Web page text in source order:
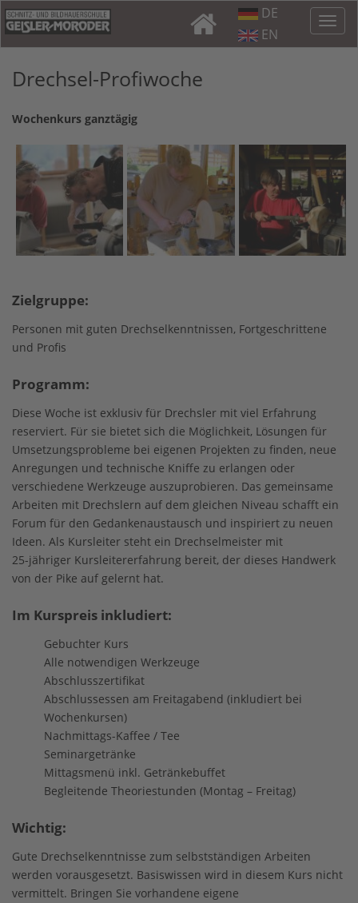
DE
EN
Drechsel-Profiwoche
Wochenkurs ganztägig
Zielgruppe:
Personen mit guten Drechselkenntnissen, Fortgeschrittene
und Profis
Programm:
Diese Woche ist exklusiv für Drechsler mit viel Erfahrung
reserviert. Für sie bietet sich die Möglichkeit, Lösungen für
Umsetzungsprobleme bei eigenen Projekten zu finden, neue
Anregungen und technische Kniffe zu erlangen oder
verschiedene Werkzeuge auszuprobieren. Das gemeinsame
Arbeiten mit Drechslern auf dem gleichen Niveau schafft ein
Forum für den Gedankenaustausch und inspiriert zu neuen
Ideen. Als Kursleiter steht ein Drechselmeister mit
25-jähriger Kursleitererfahrung bereit, der dieses Handwerk
von der Pike auf gelernt hat.
Im Kurspreis inkludiert:
Gebuchter Kurs
Alle notwendigen Werkzeuge
Abschlusszertifikat
Abschlussessen am Freitagabend (inkludiert bei
Wochenkursen)
Nachmittags-Kaffee / Tee
Seminargetränke
Mittagsmenü inkl. Getränkebuffet
Begleitende Theoriestunden (Montag – Freitag)
Wichtig:
Gute Drechselkenntnisse zum selbstständigen Arbeiten
werden vorausgesetzt. Basiswissen wird in diesem Kurs nicht
vermittelt. Bringen Sie vorhandene eigene